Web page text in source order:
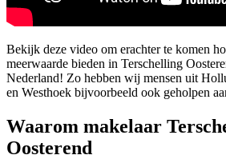
Bekijk deze video om erachter te komen
meerwaarde bieden in Terschelling
Nederland! Zo hebben wij mensen uit
en Westhoek bijvoorbeeld ook geholpen
Waarom makelaar
Oosterend